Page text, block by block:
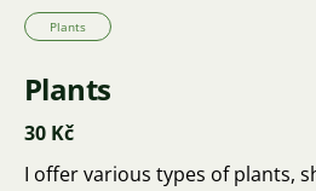
Plants
Plants
30 Kč
I offer various types of plants,